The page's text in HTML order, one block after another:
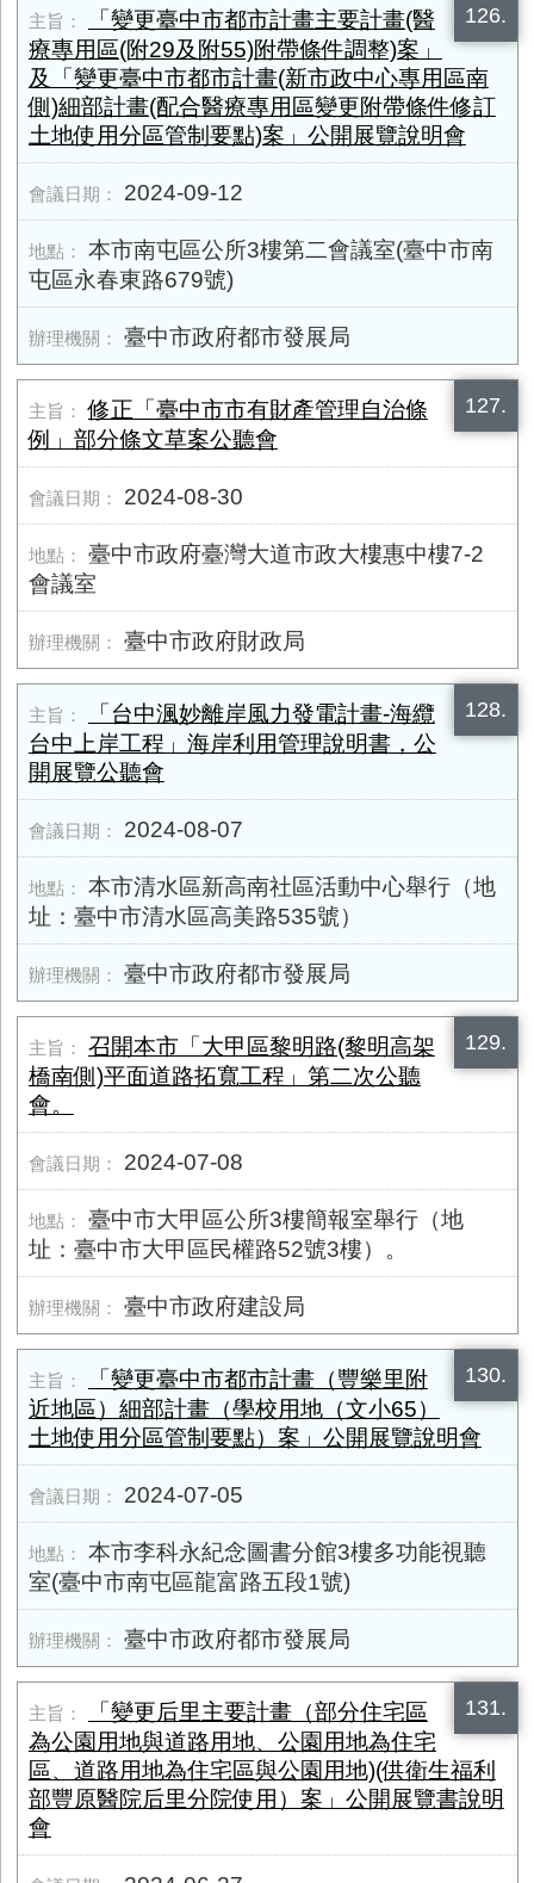
126.
「變更臺中市都市計畫主要計畫(醫
療專用區(附29及附55)附帶條件調整)案」
及「變更臺中市都市計畫(新市政中心專用區南
側)細部計畫(配合醫療專用區變更附帶條件修訂
土地使用分區管制要點)案」公開展覽說明會
2024-09-12
本市南屯區公所3樓第二會議室(臺中市南
屯區永春東路679號)
臺中市政府都市發展局
127.
修正「臺中市市有財產管理自治條
例」部分條文草案公聽會
2024-08-30
臺中市政府臺灣大道市政大樓惠中樓7-2
會議室
臺中市政府財政局
128.
「台中渢妙離岸風力發電計畫-海纜
台中上岸工程」海岸利用管理說明書，公
開展覽公聽會
2024-08-07
本市清水區新高南社區活動中心舉行（地
址：臺中市清水區高美路535號）
臺中市政府都市發展局
129.
召開本市「大甲區黎明路(黎明高架
橋南側)平面道路拓寬工程」第二次公聽
會。
2024-07-08
臺中市大甲區公所3樓簡報室舉行（地
址：臺中市大甲區民權路52號3樓）。
臺中市政府建設局
130.
「變更臺中市都市計畫（豐樂里附
近地區）細部計畫（學校用地（文小65）
土地使用分區管制要點）案」公開展覽說明會
2024-07-05
本市李科永紀念圖書分館3樓多功能視聽
室(臺中市南屯區龍富路五段1號)
臺中市政府都市發展局
131.
「變更后里主要計畫（部分住宅區
為公園用地與道路用地、公園用地為住宅
區、道路用地為住宅區與公園用地)(供衛生福利
部豐原醫院后里分院使用）案」公開展覽書說明
會